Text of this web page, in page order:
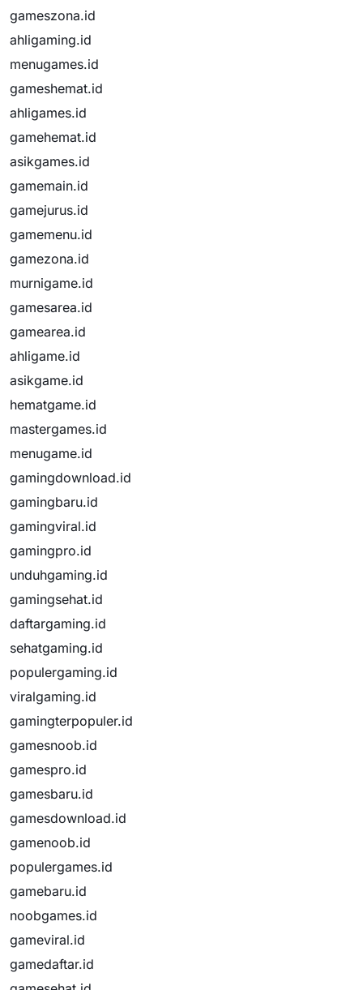
gameszona.id
ahligaming.id
menugames.id
gameshemat.id
ahligames.id
gamehemat.id
asikgames.id
gamemain.id
gamejurus.id
gamemenu.id
gamezona.id
murnigame.id
gamesarea.id
gamearea.id
ahligame.id
asikgame.id
hematgame.id
mastergames.id
menugame.id
gamingdownload.id
gamingbaru.id
gamingviral.id
gamingpro.id
unduhgaming.id
gamingsehat.id
daftargaming.id
sehatgaming.id
populergaming.id
viralgaming.id
gamingterpopuler.id
gamesnoob.id
gamespro.id
gamesbaru.id
gamesdownload.id
gamenoob.id
populergames.id
gamebaru.id
noobgames.id
gameviral.id
gamedaftar.id